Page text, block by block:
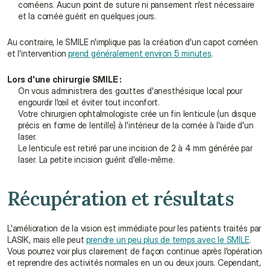
cornéens. Aucun point de suture ni pansement n'est nécessaire
et la cornée guérit en quelques jours.
Au contraire, le SMILE n'implique pas la création d'un capot cornéen
et l'intervention prend généralement environ 5 minutes.
Lors d'une chirurgie SMILE :
On vous administrera des gouttes d'anesthésique local pour
engourdir l'œil et éviter tout inconfort.
Votre chirurgien ophtalmologiste crée un fin lenticule (un disque
précis en forme de lentille) à l'intérieur de la cornée à l'aide d'un
laser.
Le lenticule est retiré par une incision de 2 à 4 mm générée par
laser. La petite incision guérit d'elle-même.
Récupération et résultats
L'amélioration de la vision est immédiate pour les patients traités par
LASIK, mais elle peut prendre un peu plus de temps avec le SMILE.
Vous pourrez voir plus clairement de façon continue après l'opération
et reprendre des activités normales en un ou deux jours. Cependant,